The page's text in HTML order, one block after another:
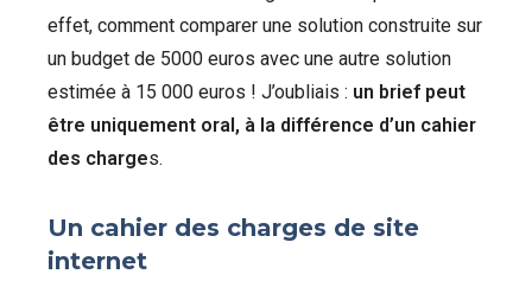
effet, comment comparer une solution construite sur
un budget de 5000 euros avec une autre solution
estimée à 15 000 euros ! J’oubliais : un brief peut
être uniquement oral, à la différence d’un cahier
des charges.
Un cahier des charges de site
internet